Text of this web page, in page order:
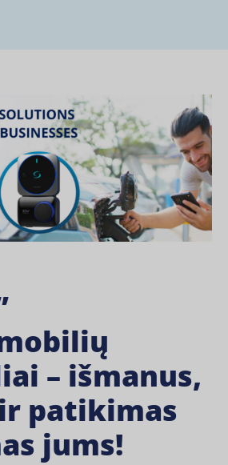
– išmanus,
patikimas
jums!